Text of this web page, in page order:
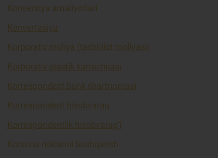
Konversiya amaliyotlari
Konvertasiya
Korporativ moliya (tashkilot moliyasi)
Korporativ plastik kartochkasi
Korrespondent bank shartnomasi
Korrespondent hisobvaraq
Korrespondentlik hisobvarag'i
Korxona risklarini boshqarish